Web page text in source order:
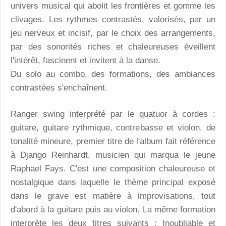
univers musical qui abolit les frontières et gomme les
clivages. Les rythmes contrastés, valorisés, par un
jeu nerveux et incisif, par le choix des arrangements,
par des sonorités riches et chaleureuses éveillent
l'intérêt, fascinent et invitent à la danse.
Du solo au combo, des formations, des ambiances
contrastées s'enchaînent.
Ranger swing interprété par le quatuor à cordes :
guitare, guitare rythmique, contrebasse et violon, de
tonalité mineure, premier titre de l'album fait référence
à Django Reinhardt, musicien qui marqua le jeune
Raphael Fays. C'est une composition chaleureuse et
nostalgique dans laquelle le thème principal exposé
dans le grave est matière à improvisations, tout
d'abord à la guitare puis au violon. La même formation
interprète les deux titres suivants : Inoubliable et